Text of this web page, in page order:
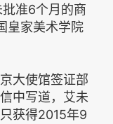
准6个月的商
皇家美术学院
大使馆签证部
中写道，艾未
获得2015年9